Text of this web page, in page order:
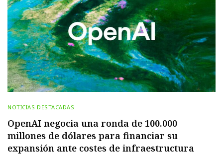
NOTICIAS DESTACADAS
OpenAI negocia una ronda de 100.000
millones de dólares para financiar su
expansión ante costes de infraestructura